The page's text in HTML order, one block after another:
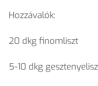
Hozzávalók:
20 dkg finomliszt
5-10 dkg